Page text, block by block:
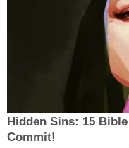
Hidden Sins: 15
Commit!